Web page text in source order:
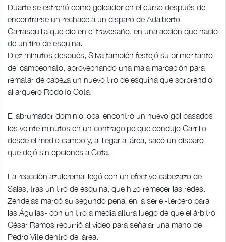
Duarte se estrenó como goleador en el curso después de
encontrarse un rechace a un disparo de Adalberto
Carrasquilla que dio en el travesaño, en una acción que nació
de un tiro de esquina.
Diez minutos después, Silva también festejó su primer tanto
del campeonato, aprovechando una mala marcación para
rematar de cabeza un nuevo tiro de esquina que sorprendió
al arquero Rodolfo Cota.
El abrumador dominio local encontró un nuevo gol pasados
los veinte minutos en un contragolpe que condujo Carrillo
desde el medio campo y, al llegar al área, sacó un disparo
que dejó sin opciones a Cota.
La reacción azulcrema llegó con un efectivo cabezazo de
Salas, tras un tiro de esquina, que hizo remecer las redes.
Zendejas marcó su segundo penal en la serie -tercero para
las Águilas- con un tiro a media altura luego de que el árbitro
César Ramos recurrió al video para señalar una mano de
Pedro Vite dentro del área.